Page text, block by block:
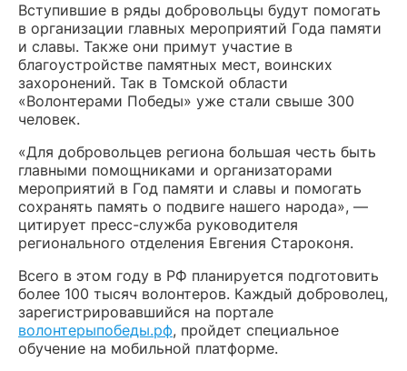
Вступившие в ряды добровольцы будут помогать
в организации главных мероприятий Года памяти
и славы. Также они примут участие в
благоустройстве памятных мест, воинских
захоронений. Так в Томской области
«Волонтерами Победы» уже стали свыше 300
человек.
«Для добровольцев региона большая честь быть
главными помощниками и организаторами
мероприятий в Год памяти и славы и помогать
сохранять память о подвиге нашего народа», —
цитирует пресс-служба руководителя
регионального отделения Евгения Староконя.
Всего в этом году в РФ планируется подготовить
более 100 тысяч волонтеров. Каждый доброволец,
зарегистрировавшийся на портале
волонтерыпобеды.рф, пройдет специальное
обучение на мобильной платформе.